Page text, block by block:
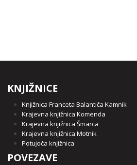
KNJIŽNICE
Knjižnica Franceta Balantiča Kamnik
Krajevna knjižnica Komenda
Krajevna knjižnica Šmarca
Krajevna knjižnica Motnik
Potujoča knjižnica
POVEZAVE